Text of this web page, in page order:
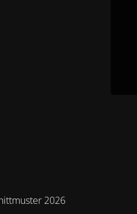
2026